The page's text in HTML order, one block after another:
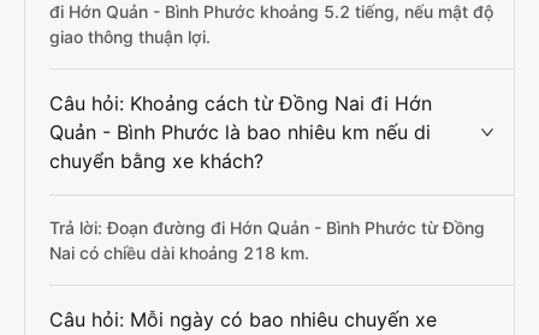
đi Hớn Quản - Bình Phước khoảng 5.2 tiếng, nếu mật độ
giao thông thuận lợi.
Câu hỏi: Khoảng cách từ Đồng Nai đi Hớn
Quản - Bình Phước là bao nhiêu km nếu di
chuyển bằng xe khách?
Trả lời: Đoạn đường đi Hớn Quản - Bình Phước từ Đồng
Nai có chiều dài khoảng 218 km.
Câu hỏi: Mỗi ngày có bao nhiêu chuyến xe